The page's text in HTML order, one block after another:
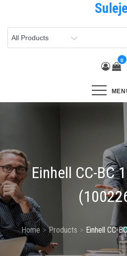
content
Suleje
0
Einhell CC-BC
Home Products Einhell CC-